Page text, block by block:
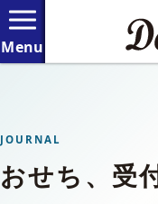
JOURNAL
おせち、受